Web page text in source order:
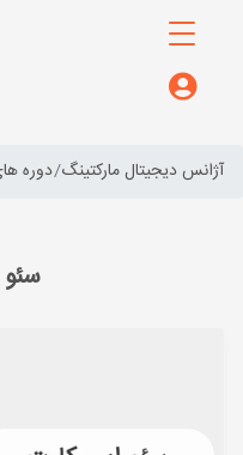
آژانس دیجیتال مارکتینگ دوره